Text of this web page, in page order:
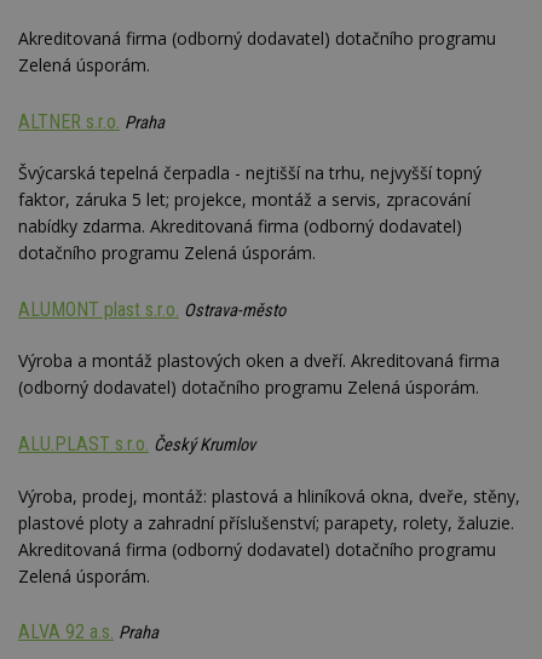
Akreditovaná firma (odborný dodavatel) dotačního programu
Zelená úsporám.
ALTNER s.r.o. Praha
Švýcarská tepelná čerpadla - nejtišší na trhu, nejvyšší topný
faktor, záruka 5 let; projekce, montáž a servis, zpracování
nabídky zdarma. Akreditovaná firma (odborný dodavatel)
dotačního programu Zelená úsporám.
ALUMONT plast s.r.o. Ostrava-město
Výroba a montáž plastových oken a dveří. Akreditovaná firma
(odborný dodavatel) dotačního programu Zelená úsporám.
ALU.PLAST s.r.o. Český Krumlov
Výroba, prodej, montáž: plastová a hliníková okna, dveře, stěny,
plastové ploty a zahradní příslušenství; parapety, rolety, žaluzie.
Akreditovaná firma (odborný dodavatel) dotačního programu
Zelená úsporám.
ALVA 92 a.s. Praha